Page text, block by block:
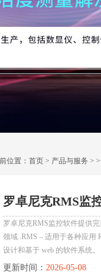
位置： 首页 > 产品与服务 > >
罗卓尼克RMS监
罗卓尼克RMS监控软件提供
领域..RMS – 适用于各种应用
设计和基于 web 的软件系统。
更新时间： 2026-05-08